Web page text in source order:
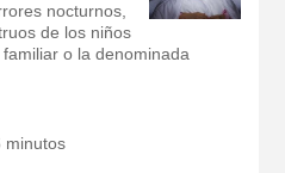
nocturnos,
de los niños
o la denominada
minutos